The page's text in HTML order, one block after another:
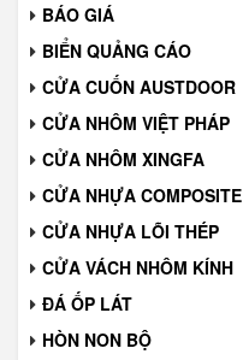
BÁO GIÁ
BIỂN QUẢNG CÁO
CỬA CUỐN AUSTDOOR
CỬA NHÔM VIỆT PHÁP
CỬA NHÔM XINGFA
CỬA NHỰA COMPOSITE
CỬA NHỰA LÕI THÉP
CỬA VÁCH NHÔM KÍNH
ĐÁ ỐP LÁT
HÒN NON BỘ